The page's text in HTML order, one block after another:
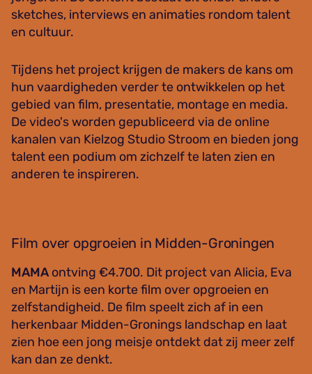
sketches, interviews en animaties rondom talent
en cultuur.
Tijdens het project krijgen de makers de kans om
hun vaardigheden verder te ontwikkelen op het
gebied van film, presentatie, montage en media.
De video's worden gepubliceerd via de online
kanalen van Kielzog Studio Stroom en bieden jong
talent een podium om zichzelf te laten zien en
anderen te inspireren.
Film over opgroeien in Midden-Groningen
MAMA ontving €4.700. Dit project van Alicia, Eva
en Martijn is een korte film over opgroeien en
zelfstandigheid. De film speelt zich af in een
herkenbaar Midden-Gronings landschap en laat
zien hoe een jong meisje ontdekt dat zij meer zelf
kan dan ze denkt.